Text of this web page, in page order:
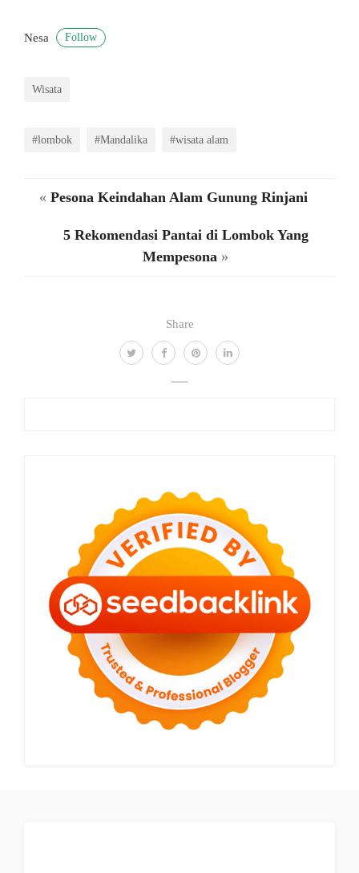
Share
Nesa Follow
Wisata
#lombok #Mandalika #wisata alam
« Pesona Keindahan Alam Gunung Rinjani
5 Rekomendasi Pantai di Lombok Yang
Mempesona »